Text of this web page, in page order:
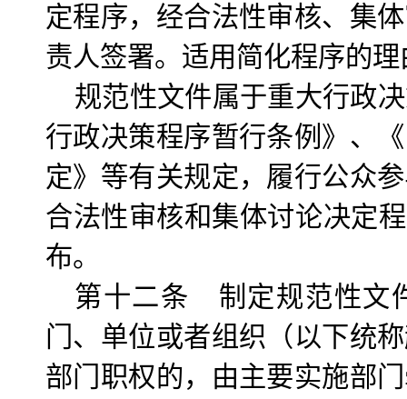
定程序，经合法性审核、集
责人签署。适用简化程序的
规范性文件属于重大行政
行政决策程序暂行条例》、
定》等有关规定，履行公众
合法性审核和集体讨论决定
布。
第十二条 制定规范性文
门、单位或者组织（以下统
部门职权的，由主要实施部